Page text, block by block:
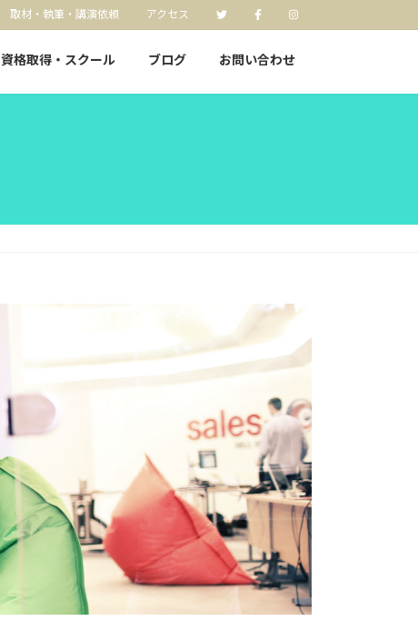
取材・執筆・講演依頼 アクセス
資格取得・スクール ブログ お問い合わせ